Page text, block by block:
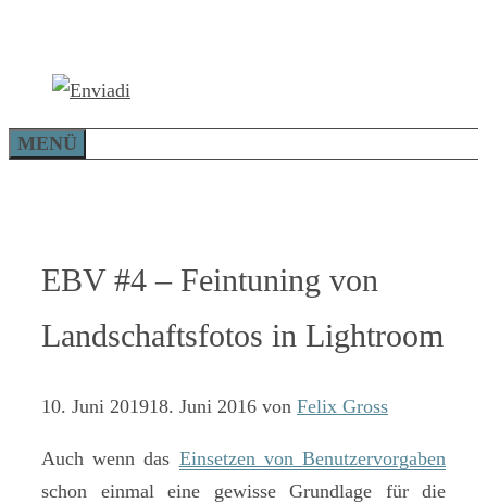
springen
MENÜ
EBV #4 – Feintuning von
Landschaftsfotos in Lightroom
10. Juni 201918. Juni 2016 von Felix Gross
Auch wenn das Einsetzen von Benutzervorgaben
schon einmal eine gewisse Grundlage für die